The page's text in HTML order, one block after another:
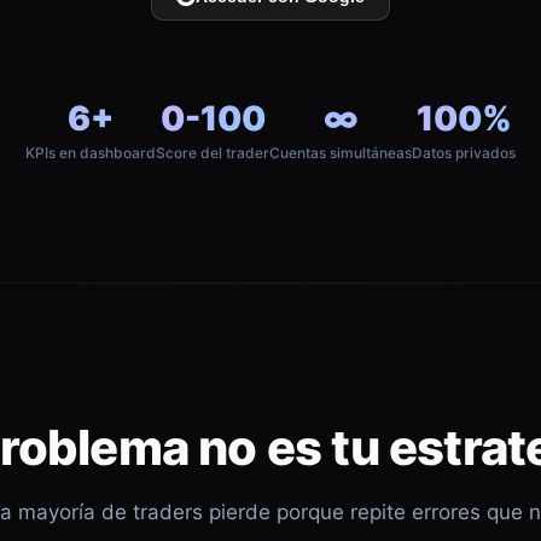
6+
KPIs en dashboard
0-100
Score del trader
∞
Cuentas simultáneas
100%
Datos privados
no es tu
mayoría de traders pierde porque repite errores que